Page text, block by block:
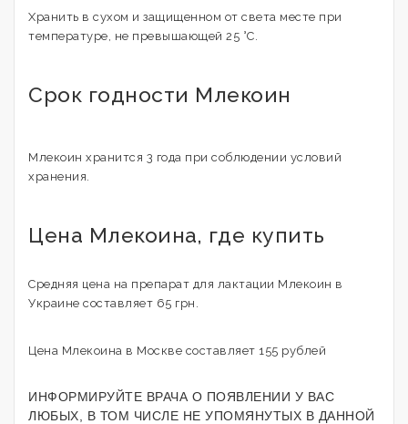
Хранить в сухом и защищенном от света месте при
температуре, не превышающей 25 °С.
Срок годности Млекоин
Млекоин хранится 3 года при соблюдении условий
хранения.
Цена Млекоина, где купить
Средняя цена на препарат для лактации Млекоин в
Украине составляет 65 грн.
Цена Млекоина в Москве составляет 155 рублей
ИНФОРМИРУЙТЕ ВРАЧА О ПОЯВЛЕНИИ У ВАС
ЛЮБЫХ, В ТОМ ЧИСЛЕ НЕ УПОМЯНУТЫХ В ДАННОЙ